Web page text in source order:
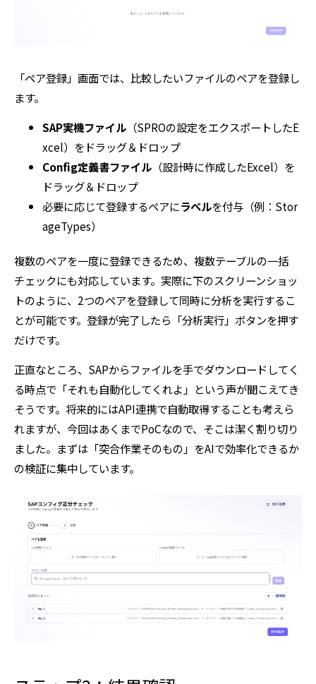
「ペア登録」画面では、比較したいファイルのペアを登録し
ます。
SAP実機ファイル （SPROの設定をエクスポートしたE
xcel）をドラッグ＆ドロップ
Config定義書ファイル （設計時に作成したExcel）を
ドラッグ＆ドロップ
必要に応じて登録するペアにラベルを付与（例：Stor
ageTypes）
複数のペアを一度に登録できるため、複数テーブルの一括
チェックにも対応しています。実際に下のスクリーンショッ
トのように、2つのペアを登録して同時に分析を実行するこ
とが可能です。登録が完了したら「分析実行」ボタンを押す
だけです。
正直なところ、SAPからファイルを手でダウンロードしてく
る時点で「それも自動化してくれよ」という声が聞こえてき
そうです。将来的にはAPI連携で自動取得することも考えら
れますが、今回はあくまでPoCなので、そこは潔く割り切り
ました。まずは「突合作業そのもの」をAIで効率化できるか
の検証に集中しています。